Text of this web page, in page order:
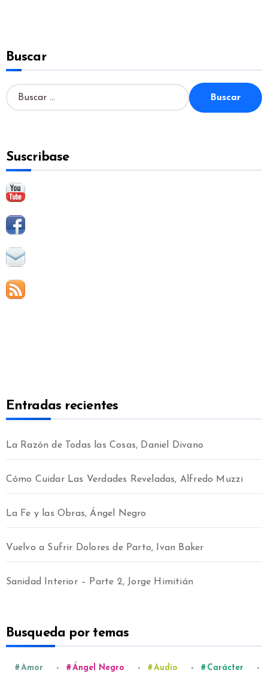
Buscar
B
u
r
:
Suscribase
Entradas recientes
La Razón de Todas las Cosas, Daniel Divano
Cómo Cuidar Las Verdades Reveladas, Alfredo Muzzi
La Fe y las Obras, Ángel Negro
Vuelvo a Sufrir Dolores de Parto, Ivan Baker
Sanidad Interior – Parte 2, Jorge Himitián
Busqueda por temas
Amor - Ángel Negro - Audio - Carácter -